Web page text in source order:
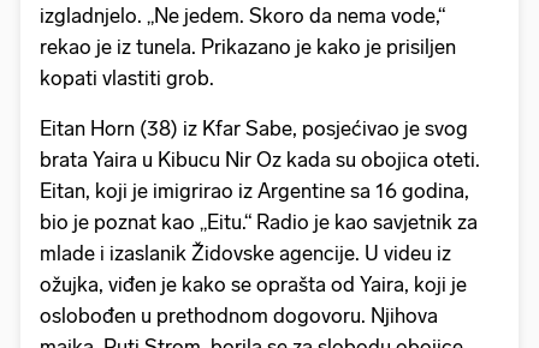
izgladnjelo. „Ne jedem. Skoro da nema vode,“
rekao je iz tunela. Prikazano je kako je prisiljen
kopati vlastiti grob.
Eitan Horn (38) iz Kfar Sabe, posjećivao je svog
brata Yaira u Kibucu Nir Oz kada su obojica oteti.
Eitan, koji je imigrirao iz Argentine sa 16 godina,
bio je poznat kao „Eitu.“ Radio je kao savjetnik za
mlade i izaslanik Židovske agencije. U videu iz
ožujka, viđen je kako se oprašta od Yaira, koji je
oslobođen u prethodnom dogovoru. Njihova